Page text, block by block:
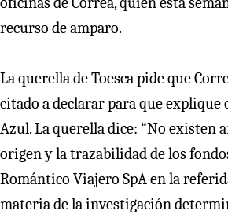
recurso de amparo.
La querella de Toesca pide que
citado a declarar para que
Azul. La querella dice: “No existen
origen y la trazabilidad de los
Romántico Viajero SpA en la
materia de la investigación